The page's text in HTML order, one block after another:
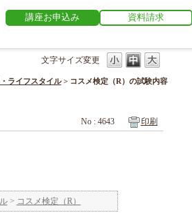
講座お申込み 資料請求
文字サイズ変更
ライフスタイル > コスメ検定（R）の試験内容
No : 4643 印刷
> コスメ検定（R）